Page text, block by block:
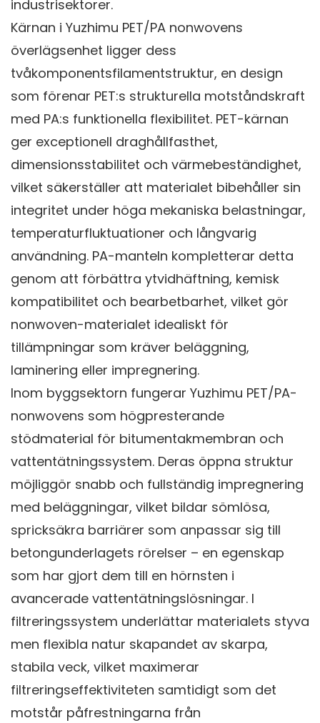
industrisektorer.
Kärnan i Yuzhimu PET/PA nonwovens
överlägsenhet ligger dess
tvåkomponentsfilamentstruktur, en design
som förenar PET:s strukturella motståndskraft
med PA:s funktionella flexibilitet. PET-kärnan
ger exceptionell draghållfasthet,
dimensionsstabilitet och värmebeständighet,
vilket säkerställer att materialet bibehåller sin
integritet under höga mekaniska belastningar,
temperaturfluktuationer och långvarig
användning. PA-manteln kompletterar detta
genom att förbättra ytvidhäftning, kemisk
kompatibilitet och bearbetbarhet, vilket gör
nonwoven-materialet idealiskt för
tillämpningar som kräver beläggning,
laminering eller impregnering.
Inom byggsektorn fungerar Yuzhimu PET/PA-
nonwovens som högpresterande
stödmaterial för bitumentakmembran och
vattentätningssystem. Deras öppna struktur
möjliggör snabb och fullständig impregnering
med beläggningar, vilket bildar sömlösa,
spricksäkra barriärer som anpassar sig till
betongunderlagets rörelser – en egenskap
som har gjort dem till en hörnsten i
avancerade vattentätningslösningar. I
filtreringssystem underlättar materialets styva
men flexibla natur skapandet av skarpa,
stabila veck, vilket maximerar
filtreringseffektiviteten samtidigt som det
motstår påfrestningarna från